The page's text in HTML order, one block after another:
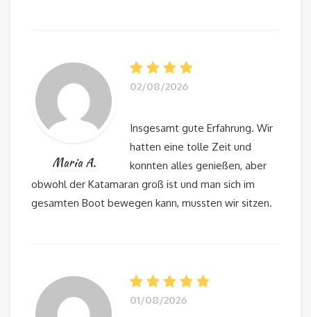
Maria A.
02/08/2026
Insgesamt gute Erfahrung. Wir
hatten eine tolle Zeit und
konnten alles genießen, aber
obwohl der Katamaran groß ist und man sich im
gesamten Boot bewegen kann, mussten wir sitzen.
01/08/2026